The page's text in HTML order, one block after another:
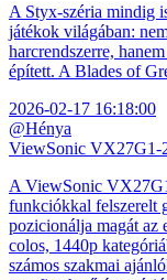
A Styx-széria mindig
játékok világában:
harcrendszerre,
épített. A Blades of
2026-02-17 16:18:00
@Hénya
ViewSonic
A ViewSonic
funkciókkal felszerelt
pozicionálja magát az
colos, 1440p
számos szakmai